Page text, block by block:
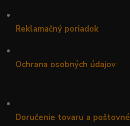
•
Reklamačný poriadok
•
Ochrana osobných údajov
•
Doručenie tovaru a poštovné